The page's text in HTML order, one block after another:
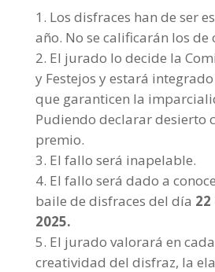
Los disfraces han de ser
año. No se calificarán los de
El jurado lo decide la
y Festejos y estará
que garanticen la
Pudiendo declarar desierto
premio.
El fallo será inapelable.
El fallo será dado a
baile de disfraces del día
2025.
El jurado valorará en
creatividad del disfraz, la